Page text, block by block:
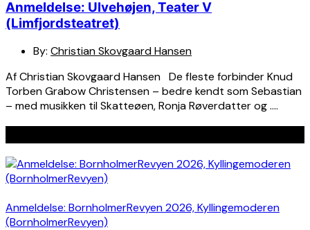
Anmeldelse: Ulvehøjen, Teater V
(Limfjordsteatret)
By: Christian Skovgaard Hansen
Af Christian Skovgaard Hansen De fleste forbinder Knud
Torben Grabow Christensen – bedre kendt som Sebastian
– med musikken til Skatteøen, Ronja Røverdatter og ….
Anmeldelse: BornholmerRevyen 2026, Kyllingemoderen
(BornholmerRevyen)